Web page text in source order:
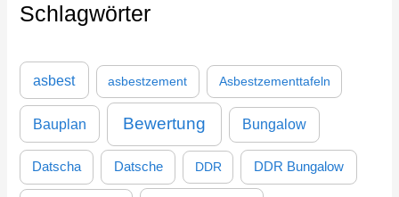
e
n
c
h
Schlagwörter
asbest asbestzement Asbestzementtafeln
Bauplan Bewertung Bungalow
Datscha Datsche DDR DDR Bungalow